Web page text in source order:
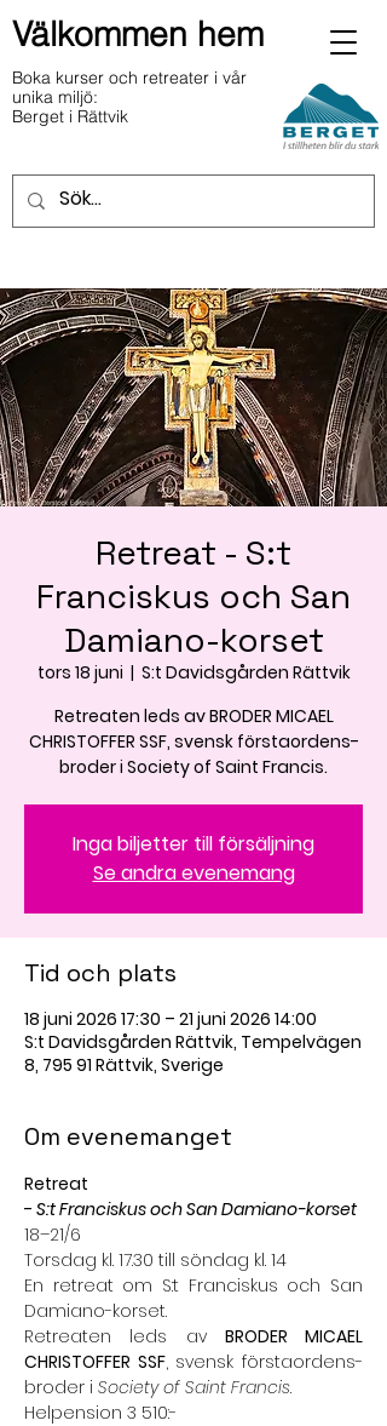
Välkommen hem
Boka kurser och retreater i vår
unika miljö:
Berget i Rättvik
Retreat - S:t
Franciskus och San
Damiano-korset
tors 18 juni
  |
S:t Davidsgården Rättvik
Retreaten leds av BRODER MICAEL
CHRISTOFFER SSF, svensk förstaordens-
broder i Society of Saint Francis.
Inga biljetter till försäljning
Se andra evenemang
Tid och plats
18 juni 2026 17:30 – 21 juni 2026 14:00
S:t Davidsgården Rättvik, Tempelvägen
8, 795 91 Rättvik, Sverige
Om evenemanget
Retreat
- S:t Franciskus och San Damiano-korset
18–21/6
Torsdag kl. 17.30 till söndag kl. 14
En retreat om S:t Franciskus och San
Damiano-korset.
Retreaten leds av BRODER MICAEL
CHRISTOFFER SSF, svensk förstaordens-
broder i Society of Saint Francis.
Helpension 3 510:-